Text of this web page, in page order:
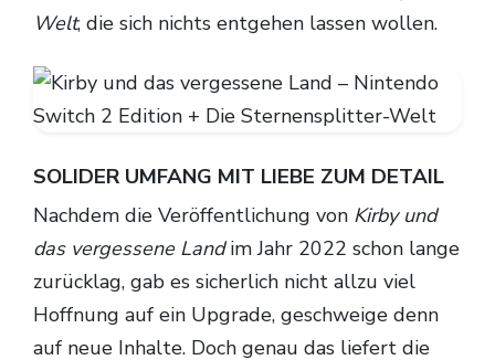
Welt, die sich nichts entgehen lassen wollen.
SOLIDER UMFANG MIT LIEBE ZUM DETAIL
Nachdem die Veröffentlichung von Kirby und
das vergessene Landim Jahr 2022 schon lange
zurücklag, gab es sicherlich nicht allzu viel
Hoffnung auf ein Upgrade, geschweige denn
auf neue Inhalte. Doch genau das liefert die